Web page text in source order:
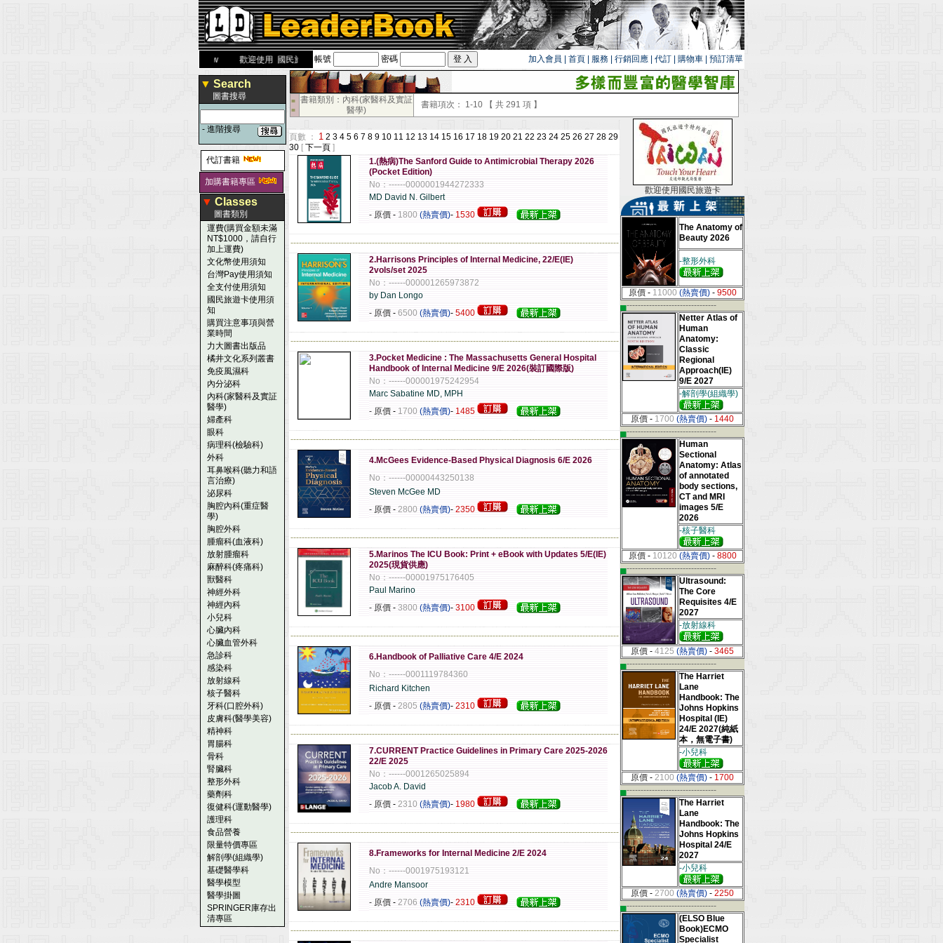
歡迎使用 國民旅遊卡！！ 帳號 密碼 加入會員 首頁 服務 行銷回應 代訂 購物車 預訂清單
▼ Search
圖書搜尋
- 進階搜尋
代訂書籍
加購書籍專區
▼ Classes
圖書類別
運費(購買金額未滿
NT$1000，請自行
加上運費)
文化幣使用須知
台灣Pay使用須知
全支付使用須知
國民旅遊卡使用須
知
購買注意事項與營
業時間
力大圖書出版品
橘井文化系列叢書
免疫風濕科
內分泌科
內科(家醫科及實証
醫學)
婦產科
眼科
病理科(檢驗科)
外科
耳鼻喉科(聽力和語
言治療)
泌尿科
胸腔內科(重症醫
學)
胸腔外科
腫瘤科(血液科)
放射腫瘤科
麻醉科(疼痛科)
獸醫科
神經外科
神經內科
小兒科
心臟內科
心臟血管外科
急診科
感染科
放射線科
核子醫科
牙科(口腔外科)
皮膚科(醫學美容)
精神科
胃腸科
骨科
腎臟科
整形外科
藥劑科
復健科(運動醫學)
護理科
食品營養
限量特價專區
解剖學(組織學)
基礎醫學科
醫學模型
醫學掛圖
SPRINGER庫存出
清專區
■
■
書籍類別：內科(家醫科及實証
醫學)
書籍項次： 1-10 【 共 291 項 】
頁數 ： 1 2 3 4 5 6 7 8 9 10 11 12 13 14 15 16 17 18 19 20 21 22 23 24 25 26 27 28 29
30 [ 下一頁 ]
1.(熱病)The Sanford Guide to Antimicrobial Therapy 2026
(Pocket Edition)
No：------0000001944272333
MD David N. Gilbert
- 原價 - 1800 (熱賣價)- 1530
---------------------------------------------------------------------------------------------------------------------
2.Harrisons Principles of Internal Medicine, 22/E(IE)
2vols/set 2025
No：------000001265973872
by Dan Longo
- 原價 - 6500 (熱賣價)- 5400
---------------------------------------------------------------------------------------------------------------------
3.Pocket Medicine : The Massachusetts General Hospital
Handbook of Internal Medicine 9/E 2026(裝訂國際版)
No：------000001975242954
Marc Sabatine MD, MPH
- 原價 - 1700 (熱賣價)- 1485
---------------------------------------------------------------------------------------------------------------------
4.McGees Evidence-Based Physical Diagnosis 6/E 2026
No：------00000443250138
Steven McGee MD
- 原價 - 2800 (熱賣價)- 2350
---------------------------------------------------------------------------------------------------------------------
5.Marinos The ICU Book: Print + eBook with Updates 5/E(IE)
2025(現貨供應)
No：------00001975176405
Paul Marino
- 原價 - 3800 (熱賣價)- 3100
---------------------------------------------------------------------------------------------------------------------
6.Handbook of Palliative Care 4/E 2024
No：------0001119784360
Richard Kitchen
- 原價 - 2805 (熱賣價)- 2310
---------------------------------------------------------------------------------------------------------------------
7.CURRENT Practice Guidelines in Primary Care 2025-2026
22/E 2025
No：------0001265025894
Jacob A. David
- 原價 - 2310 (熱賣價)- 1980
---------------------------------------------------------------------------------------------------------------------
8.Frameworks for Internal Medicine 2/E 2024
No：------0001975193121
Andre Mansoor
- 原價 - 2706 (熱賣價)- 2310
---------------------------------------------------------------------------------------------------------------------
歡迎使用國民旅遊卡
The Anatomy of
Beauty 2026
-整形外科
原價 - 11000 (熱賣價) - 9500
▄--------------------------------
Netter Atlas of
Human
Anatomy:
Classic
Regional
Approach(IE)
9/E 2027
-解剖學(組織學)
原價 - 1700 (熱賣價) - 1440
▄--------------------------------
Human
Sectional
Anatomy: Atlas
of annotated
body sections,
CT and MRI
images 5/E
2026
-核子醫科
原價 - 10120 (熱賣價) - 8800
▄--------------------------------
Ultrasound:
The Core
Requisites 4/E
2027
-放射線科
原價 - 4125 (熱賣價) - 3465
▄--------------------------------
The Harriet
Lane
Handbook: The
Johns Hopkins
Hospital (IE)
24/E 2027(純紙
本，無電子書)
-小兒科
原價 - 2100 (熱賣價) - 1700
▄--------------------------------
The Harriet
Lane
Handbook: The
Johns Hopkins
Hospital 24/E
2027
-小兒科
原價 - 2700 (熱賣價) - 2250
▄--------------------------------
(ELSO Blue
Book)ECMO
Specialist